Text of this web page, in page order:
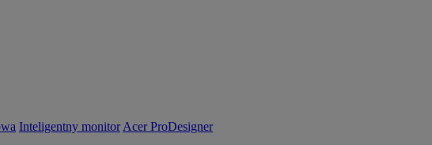
Inteligentny monitor Acer ProDesigner